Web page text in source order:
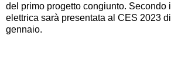
del primo progetto congiunto. Secondo
elettrica sarà presentata al CES 2023
gennaio.